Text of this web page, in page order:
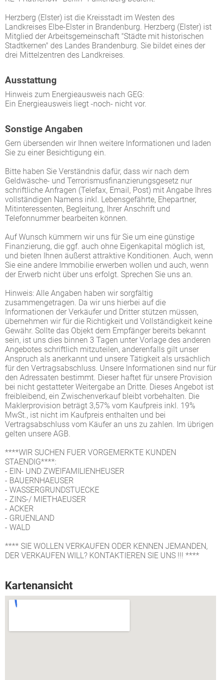
Herzberg (Elster) ist die Kreisstadt im Westen des
Landkreises Elbe-Elster in Brandenburg. Herzberg (Elster) ist
Mitglied der Arbeitsgemeinschaft "Städte mit historischen
Stadtkernen" des Landes Brandenburg. Sie bildet eines der
drei Mittelzentren des Landkreises.
Ausstattung
Hinweis zum Energieausweis nach GEG:
Ein Energieausweis liegt -noch- nicht vor.
Sonstige Angaben
Gern übersenden wir Ihnen weitere Informationen und laden
Sie zu einer Besichtigung ein.
Bitte haben Sie Verständnis dafür, dass wir nach dem
Geldwäsche- und Terrorismusfinanzierungsgesetz nur
schriftliche Anfragen (Telefax, Email, Post) mit Angabe Ihres
vollständigen Namens inkl. Lebensgefährte, Ehepartner,
Mitinteressenten, Begleitung, Ihrer Anschrift und
Telefonnummer bearbeiten können.
Auf Wunsch kümmern wir uns für Sie um eine günstige
Finanzierung, die ggf. auch ohne Eigenkapital möglich ist,
und bieten Ihnen äußerst attraktive Konditionen. Auch, wenn
Sie eine andere Immobilie erwerben wollen und auch, wenn
der Erwerb nicht über uns erfolgt. Sprechen Sie uns an.
Hinweis: Alle Angaben haben wir sorgfältig
zusammengetragen. Da wir uns hierbei auf die
Informationen der Verkäufer und Dritter stützen müssen,
übernehmen wir für die Richtigkeit und Vollständigkeit keine
Gewähr. Sollte das Objekt dem Empfänger bereits bekannt
sein, ist uns dies binnen 3 Tagen unter Vorlage des anderen
Angebotes schriftlich mitzuteilen, anderenfalls gilt unser
Anspruch als anerkannt und unsere Tätigkeit als ursächlich
für den Vertragsabschluss. Unsere Informationen sind nur für
den Adressaten bestimmt. Dieser haftet für unsere Provision
bei nicht gestatteter Weitergabe an Dritte. Dieses Angebot ist
freibleibend, ein Zwischenverkauf bleibt vorbehalten. Die
Maklerprovision beträgt 3,57% vom Kaufpreis inkl. 19%
MwSt., ist nicht im Kaufpreis enthalten und bei
Vertragsabschluss vom Käufer an uns zu zahlen. Im übrigen
gelten unsere AGB.
****WIR SUCHEN FUER VORGEMERKTE KUNDEN
STAENDIG****:
- EIN- UND ZWEIFAMILIENHEUSER
- BAUERNHAEUSER
- WASSERGRUNDSTUECKE
- ZINS-/ MIETHAEUSER
- ACKER
- GRUENLAND
- WALD
**** SIE WOLLEN VERKAUFEN ODER KENNEN JEMANDEN,
DER VERKAUFEN WILL? KONTAKTIEREN SIE UNS !!! ****
Kartenansicht